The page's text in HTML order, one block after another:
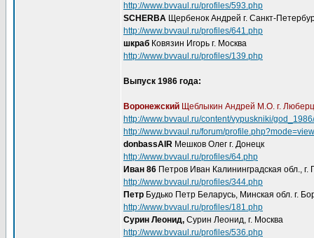
http://www.bvvaul.ru/profiles/593.php
SCHERBA Щербенок Андрей г. Санкт-
http://www.bvvaul.ru/profiles/641.php
шкраб Ковязин Игорь г. Москва
http://www.bvvaul.ru/profiles/139.php
Выпуск 1986 года:
Воронежский Щеблыкин Андрей М.О. г.
http://www.bvvaul.ru/content/vypuskniki/
http://www.bvvaul.ru/forum/
donbassAIR Мешков Олег г. Донецк
http://www.bvvaul.ru/profiles/64.php
Иван 86 Петров Иван Калининградская обл., г.
http://www.bvvaul.ru/profiles/344.php
Петр Будько Петр Беларусь, Минская обл. г.
http://www.bvvaul.ru/profiles/181.php
Сурин Леонид, Сурин Леонид, г. Москва
http://www.bvvaul.ru/profiles/536.php